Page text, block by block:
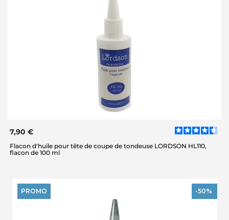
7,90 €
Flacon d'huile pour tête de coupe de tondeuse LORDSON HL110,
flacon de 100 ml
PROMO -50%